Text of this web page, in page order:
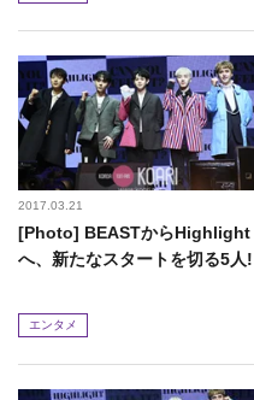
2017.03.21
[Photo] BEASTからHighlight
へ、新たなスタートを切る5人!
エンタメ